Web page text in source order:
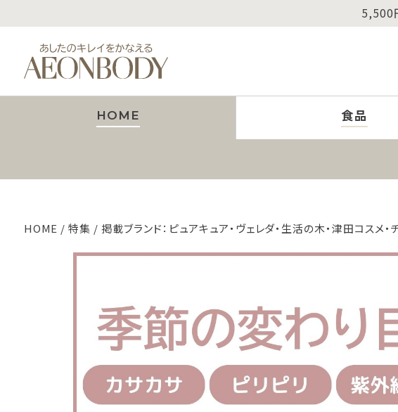
5,500
HOME 食品
HOME 特集 掲載ブランド：ピュアキュア・ヴェレダ・生活の木・津田コスメ・